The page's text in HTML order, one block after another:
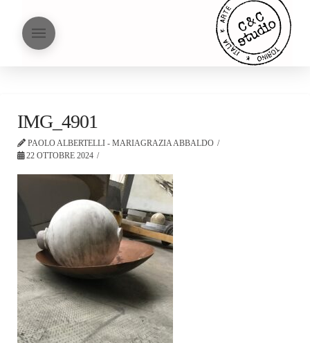
IMG_4901
PAOLO ALBERTELLI - MARIAGRAZIA ABBALDO
22 OTTOBRE 2024